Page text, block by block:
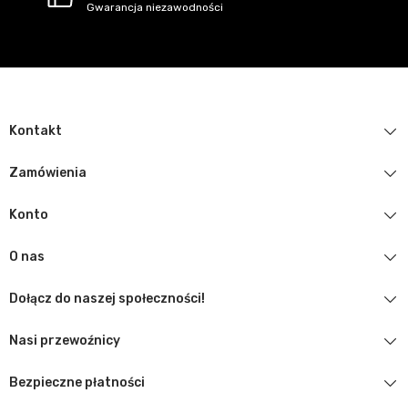
Gwarancja niezawodności
Kontakt
Zamówienia
Konto
O nas
Dołącz do naszej społeczności!
Nasi przewoźnicy
Bezpieczne płatności